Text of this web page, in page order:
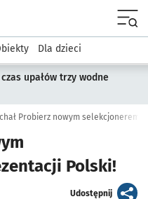
Sport i rekreacja
Dla dzieci
upałów trzy wodne
Probierz nowym selekcjonerem
Polski!
Udostępnijartykuł